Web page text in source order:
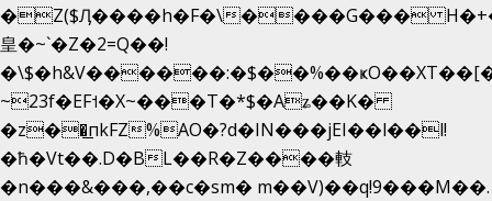
�Z($Ӆ����h�F�\����G���
皇�~`�Z�2=Q��!
~23f�EF˦�X~���T�*$�Aʑ��K�
�z��͟пkFZ%AO�?d�IN���jEI��l��l!
�ħ�Vt��.D�BL��R�Z����䡋
�n���&���,��c�sm� m��V)��q!9���M��.